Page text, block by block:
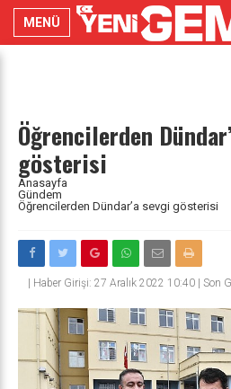
MENÜ
Öğrencilerden
gösterisi
Anasayfa
Gündem
Öğrencilerden Dündar’a sevgi gösterisi
Haber Girişi: 27 Aralık 2022 10:40 | Son